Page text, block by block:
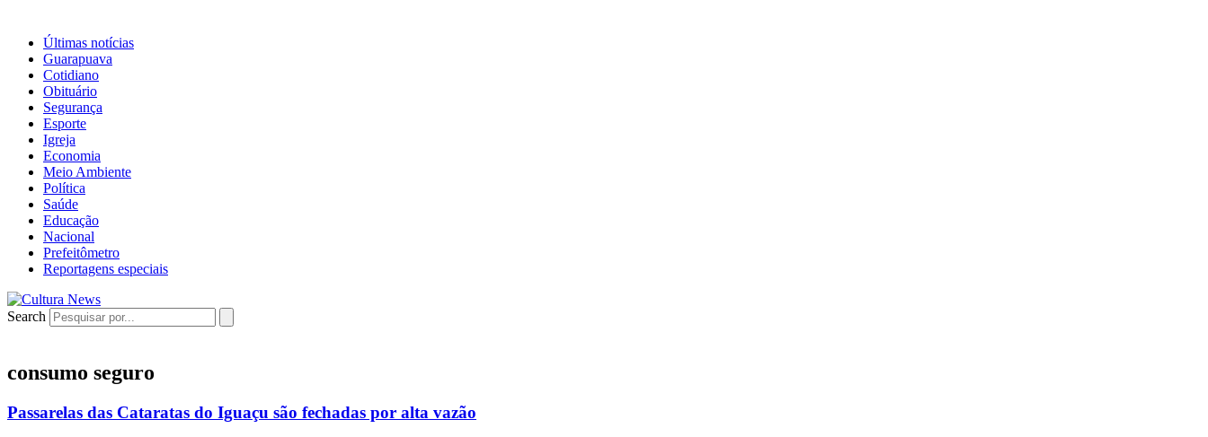
Últimas notícias
Guarapuava
Cotidiano
Obituário
Segurança
Esporte
Igreja
Economia
Meio Ambiente
Política
Saúde
Educação
Nacional
Prefeitômetro
Reportagens especiais
Search
consumo seguro
Passarelas das Cataratas do Iguaçu são fechadas por alta vazão